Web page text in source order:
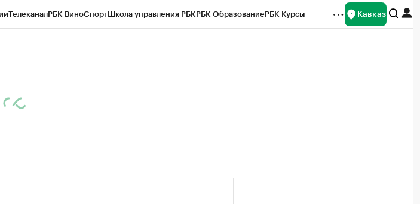
ТелеканалРБК ВиноСпортШкола управления РБКРБК ОбразованиеРБК Курсы Кавказ